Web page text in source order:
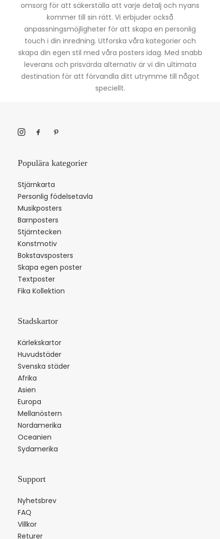
omsorg för att säkerställa att varje detalj och nyans
kommer till sin rätt. Vi erbjuder också
anpassningsmöjligheter för att skapa en personlig
touch i din inredning. Utforska våra kategorier och
skapa din egen stil med våra posters idag. Med snabb
leverans och prisvärda alternativ är vi din ultimata
destination för att förvandla ditt utrymme till något
speciellt.
Populära kategorier
Stjärnkarta
Personlig födelsetavla
Musikposters
Barnposters
Stjärntecken
Konstmotiv
Bokstavsposters
Skapa egen poster
Textposter
Fika Kollektion
Stadskartor
Kärlekskartor
Huvudstäder
Svenska städer
Afrika
Asien
Europa
Mellanöstern
Nordamerika
Oceanien
Sydamerika
Support
Nyhetsbrev
FAQ
Villkor
Returer